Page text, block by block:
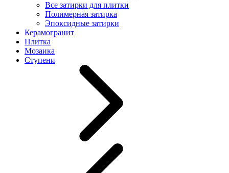
Все затирки для плитки
Полимерная затирка
Эпоксидные затирки
Керамогранит
Плитка
Мозаика
Ступени